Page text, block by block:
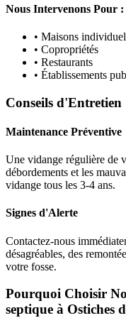
Nous Intervenons Pour :
• Maisons
• Copropriétés
• Restaurants
• Établissements
Conseils d'Entretien
Maintenance Préventive
Une vidange régulière de
débordements et les
vidange tous les 3-4 ans.
Signes d'Alerte
Contactez-nous
désagréables, des
votre fosse.
Pourquoi Choisir
septique à Ostiches